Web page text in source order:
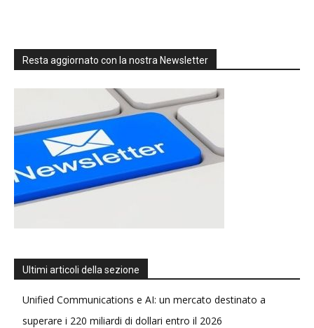
Resta aggiornato con la nostra Newsletter
Ultimi articoli della sezione
Unified Communications e AI: un mercato destinato a
superare i 220 miliardi di dollari entro il 2026